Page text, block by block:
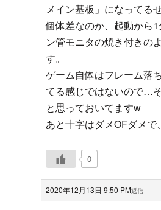
メイン基板」になってる
個体差なのか、起動から
ン管モニタの焼き付きの
す。
ゲーム自体はフレーム落
てる感じではないので…
と思っておいてますw
あと十字はダメOFダメで
0
2020年12月13日 9:50 PM返信